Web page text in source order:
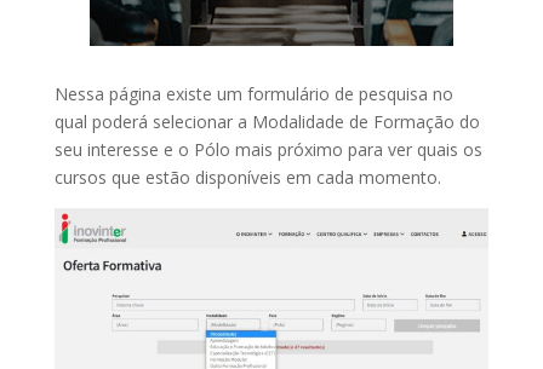
Nessa página existe um formulário de pesquisa no
qual poderá selecionar a Modalidade de Formação do
seu interesse e o Pólo mais próximo para ver quais os
cursos que estão disponíveis em cada momento.